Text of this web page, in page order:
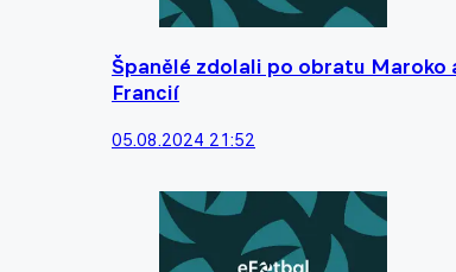
Španělé zdolali po obratu
Francií
05.08.2024 21:52